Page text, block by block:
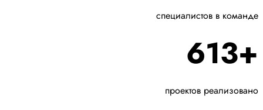
специалистов в команде
613+
проектов реализовано